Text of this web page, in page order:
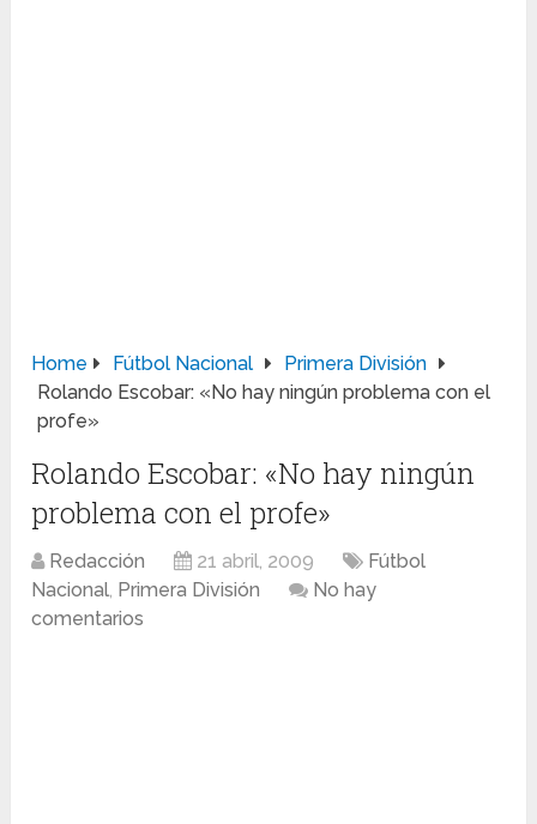
Home Fútbol Nacional
Primera División
Rolando Escobar: «No hay ningún problema con el
profe»
Rolando Escobar: «No hay ningún
problema con el profe»
Redacción 21 abril, 2009
Fútbol
Nacional, Primera División
No hay
comentarios